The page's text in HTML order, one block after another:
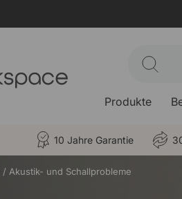
Produkte
10 Jahre Garantie
Akustik- und Schallprobleme